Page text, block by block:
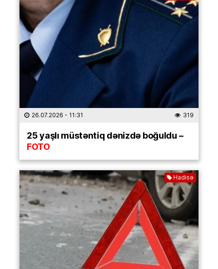
26.07.2026 - 11:31 319
25 yaşlı müstəntiq dənizdə boğuldu –
FOTO
Hadisə